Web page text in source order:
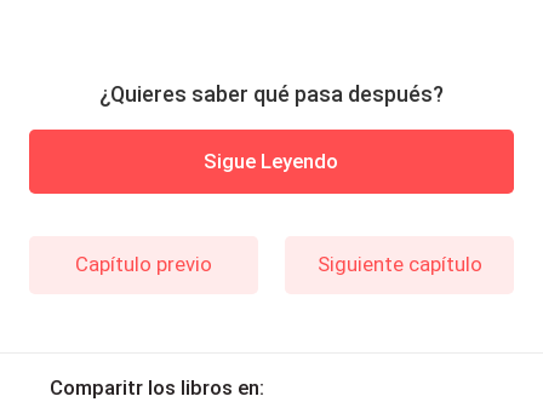
¿Quieres saber qué pasa después?
Sigue Leyendo
Capítulo previo Siguiente capítulo
Comparitr los libros en: